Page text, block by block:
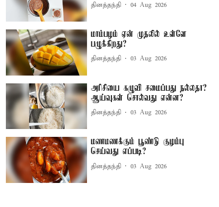
தினத்தந்தி 04 Aug 2026
மாம்பழம் ஏன் முதலில் உள்ளே
பழுக்கிறது?
தினத்தந்தி 03 Aug 2026
அரிசியை கழுவி சமைப்பது நல்லதா?
ஆய்வுகள் சொல்வது என்ன?
தினத்தந்தி 03 Aug 2026
மணமணக்கும் பூண்டு குழம்பு
செய்வது எப்படி?
தினத்தந்தி 03 Aug 2026